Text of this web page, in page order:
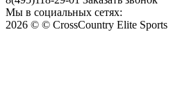
Мы в социальных сетях:
2026 © © CrossCountry Elite Sports